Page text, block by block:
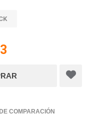
COMPARACIÓN